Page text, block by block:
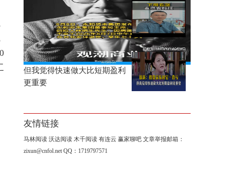
下周大盘分析和交易策略！
徐新：投资京东时它一直亏，
但我觉得快速做大比短期盈利
更重要
友情链接
马林阅读 沃达阅读 木千阅读 有连云 赢家聊吧 文章举报邮箱：
zixun@cnfol.net QQ：1719797571